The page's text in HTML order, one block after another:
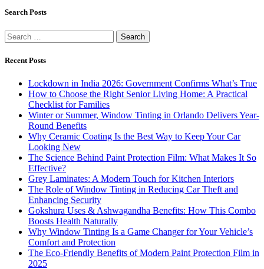
Search Posts
Search
for:
Recent Posts
Lockdown in India 2026: Government Confirms What’s True
How to Choose the Right Senior Living Home: A Practical
Checklist for Families
Winter or Summer, Window Tinting in Orlando Delivers Year-
Round Benefits
Why Ceramic Coating Is the Best Way to Keep Your Car
Looking New
The Science Behind Paint Protection Film: What Makes It So
Effective?
Grey Laminates: A Modern Touch for Kitchen Interiors
The Role of Window Tinting in Reducing Car Theft and
Enhancing Security
Gokshura Uses & Ashwagandha Benefits: How This Combo
Boosts Health Naturally
Why Window Tinting Is a Game Changer for Your Vehicle’s
Comfort and Protection
The Eco-Friendly Benefits of Modern Paint Protection Film in
2025